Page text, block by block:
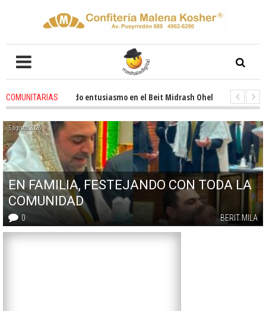
COMUNITARIAS
ago - Renovado entusiasmo en el Beit Midrash Ohel Yosef Moshe
5 agosto, 2026
EN FAMILIA, FESTEJANDO CON TODA LA
COMUNIDAD
BERIT MILA
0